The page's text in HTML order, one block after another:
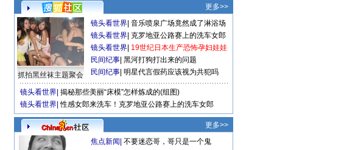
更多>>
抓拍黑丝袜主题聚会
镜头看世界 音乐喷泉广场竟然成了淋浴场
镜头看世界 克罗地亚公路赛上的洗车女郎
镜头看世界 19世纪日本生产恐怖孕妇娃娃
民间纪事 黑河打狗打出来的问题
民间纪事 明星代言假药应该视为共犯吗
镜头看世界 揭秘那些美丽“床模”怎样炼成的(组图)
镜头看世界 性感女郎来洗车！克罗地亚公路赛上的洗车女郎
更多>>
焦点新闻 不要迷恋哥，哥只是一个鬼